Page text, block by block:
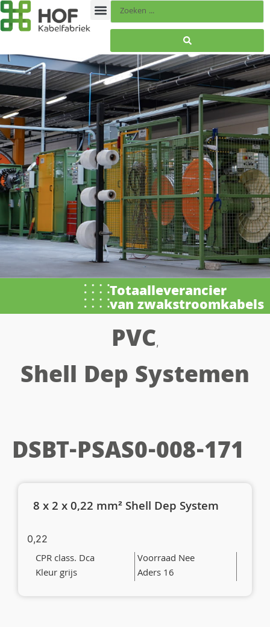
Totaalleverancier
van zwakstroomkabels
PVC,
Shell Dep Systemen
DSBT-PSAS0-008-171
8 x 2 x 0,22 mm² Shell Dep System
0,22
CPR class. Dca
Voorraad Nee
Kleur grijs
Aders 16